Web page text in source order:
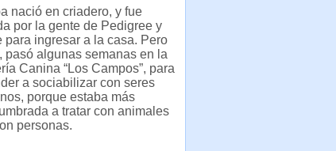
nació en criadero, y fue
por la gente de Pedigree y
para ingresar a la casa. Pero
pasó algunas semanas en la
Canina “Los Campos”, para
a sociabilizar con seres
porque estaba más
a tratar con animales
personas.